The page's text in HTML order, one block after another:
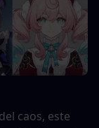
caos, este